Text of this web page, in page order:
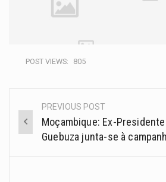
POST VIEWS: 805
PREVIOUS POST
Moçambique: Ex-
Guebuza junta-se à